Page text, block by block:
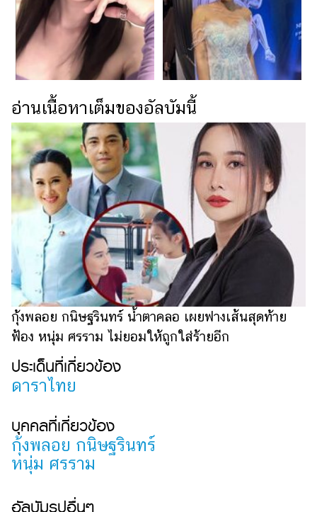
ราคา
น้ำมัน
วา
ไร
ตี้
แต่งงาน
แม่
และ
เด็ก
สัตว์
Infographic
บริการ
กระปุก
ติดต่อ
โฆษณา
ปัญหา
ร่วม
งาน
เรา
อ่านเนื้อหาเต็มของอัลบัมนี้
กุ้งพลอย กนิษฐรินทร์ น้ำตาคลอ เผยฟางเส้นสุดท้าย
ฟ้อง หนุ่ม ศรราม ไม่ยอมให้ถูกใส่ร้ายอีก
ประเด็นที่เกี่ยวข้อง
ดาราไทย
บุคคลที่เกี่ยวข้อง
กุ้งพลอย กนิษฐรินทร์
หนุ่ม ศรราม